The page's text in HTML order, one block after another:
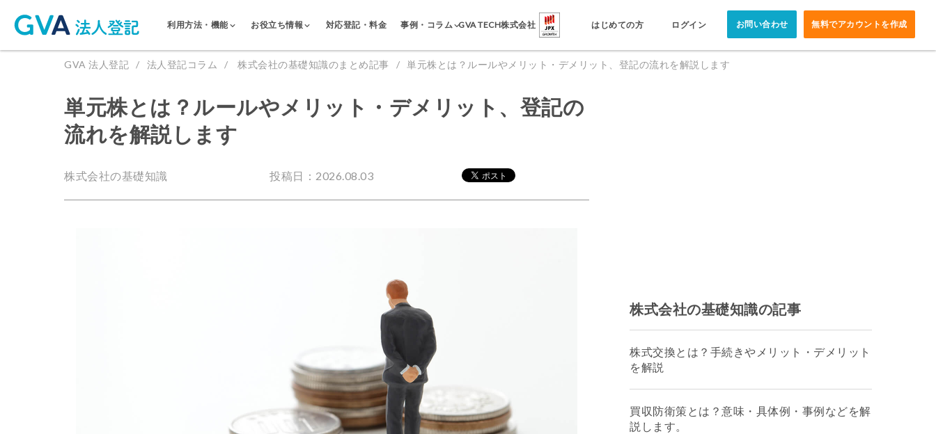
利用方法・機能 お役立ち情報 対応登記・料金 事例・コラム GVA TECH株式会社 はじめての方 ログイン お問い合わせ 無料でアカウントを作成
GVA 法人登記 法人登記コラム 株式会社の基礎知識のまとめ記事 単元株とは？ルールやメリット・デメリット、登記の流れを解説します
単元株とは？ルールやメリット・デメリット、登記の
流れを解説します
株式会社の基礎知識 投稿日：2026.08.03
株式会社の基礎知識の記事
株式交換とは？手続きやメリット・デメリット
を解説
買収防衛策とは？意味・具体例・事例などを解
説します。